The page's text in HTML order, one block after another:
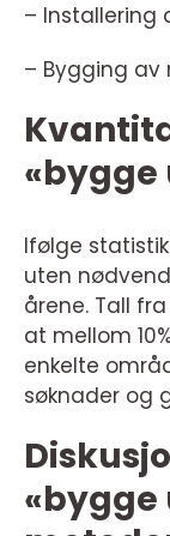
– Installering
– Bygging av
«bygge
Ifølge
uten
årene. Tall
at mellom
enkelte
søknader og
«bygge